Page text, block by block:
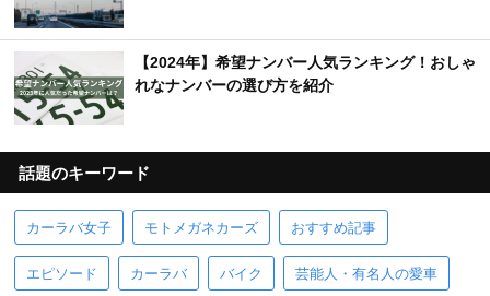
【2024年】希望ナンバー人気ランキング！おしゃ
れなナンバーの選び方を紹介
話題のキーワード
カーラバ女子 モトメガネカーズ おすすめ記事
エピソード カーラバ バイク 芸能人・有名人の愛車